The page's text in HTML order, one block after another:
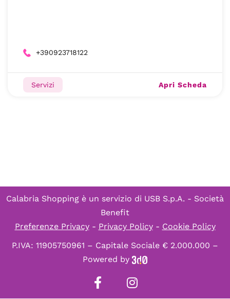
+390923718122
Servizi Apri Scheda
Calabria Shopping è un servizio di USB S.p.A. - Società
Benefit
Preferenze Privacy- Privacy Policy- Cookie Policy
P.IVA: 11905750961 – Capitale Sociale € 2.000.000 –
Powered by